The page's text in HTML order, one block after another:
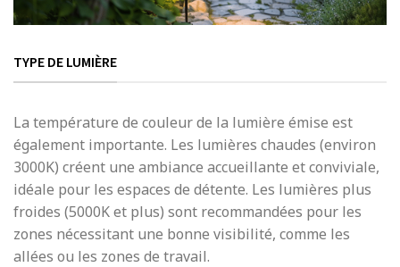
TYPE DE LUMIÈRE
La température de couleur de la lumière émise est
également importante. Les lumières chaudes (environ
3000K) créent une ambiance accueillante et conviviale,
idéale pour les espaces de détente. Les lumières plus
froides (5000K et plus) sont recommandées pour les
zones nécessitant une bonne visibilité, comme les
allées ou les zones de travail.